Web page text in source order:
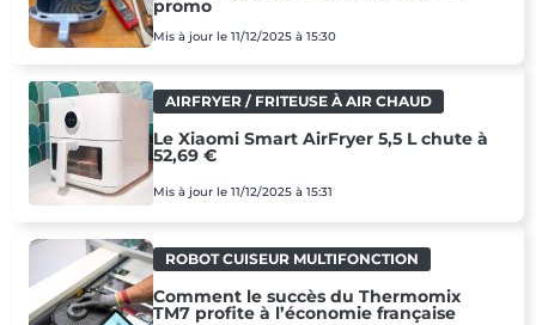
promo
Mis à jour le 11/12/2025 à 15:30
AIRFRYER / FRITEUSE À AIR CHAUD
Le Xiaomi Smart AirFryer 5,5 L chute à
52,69 €
Mis à jour le 11/12/2025 à 15:31
ROBOT CUISEUR MULTIFONCTION
Comment le succès du Thermomix
TM7 profite à l’économie française